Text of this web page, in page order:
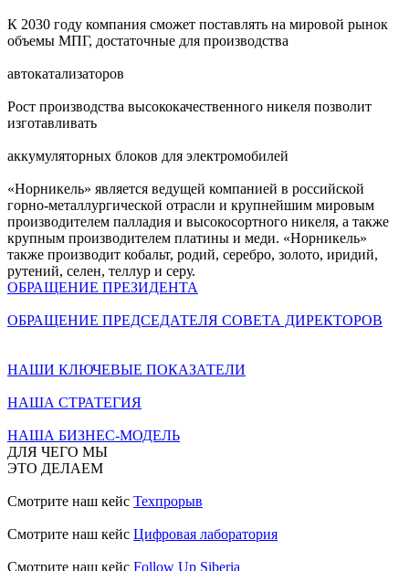
К 2030 году компания сможет поставлять на мировой рынок
объемы МПГ, достаточные для производства
автокатализаторов
Рост производства высококачественного никеля позволит
изготавливать
аккумуляторных блоков для электромобилей
«Норникель» является ведущей компанией в российской
горно-металлургической отрасли и крупнейшим мировым
производителем палладия и высокосортного никеля, а также
крупным производителем платины и меди. «Норникель»
также производит кобальт, родий, серебро, золото, иридий,
рутений, селен, теллур и серу.
ОБРАЩЕНИЕ ПРЕЗИДЕНТА
ОБРАЩЕНИЕ ПРЕДСЕДАТЕЛЯ СОВЕТА ДИРЕКТОРОВ
НАШИ КЛЮЧЕВЫЕ ПОКАЗАТЕЛИ
НАША СТРАТЕГИЯ
НАША БИЗНЕС-МОДЕЛЬ
ДЛЯ ЧЕГО МЫ
ЭТО ДЕЛАЕМ
Смотрите наш кейс Техпрорыв
Смотрите наш кейс Цифровая лаборатория
Смотрите наш кейс Follow Up Siberia